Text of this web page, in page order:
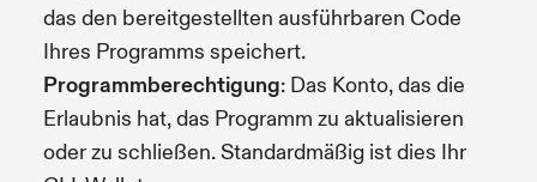
das den bereitgestellten ausführbaren Code
Ihres Programms speichert.
Programmberechtigung: Das Konto, das die
Erlaubnis hat, das Programm zu aktualisieren
oder zu schließen. Standardmäßig ist dies Ihr